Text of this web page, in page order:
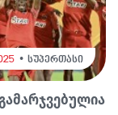
სუპერთასი